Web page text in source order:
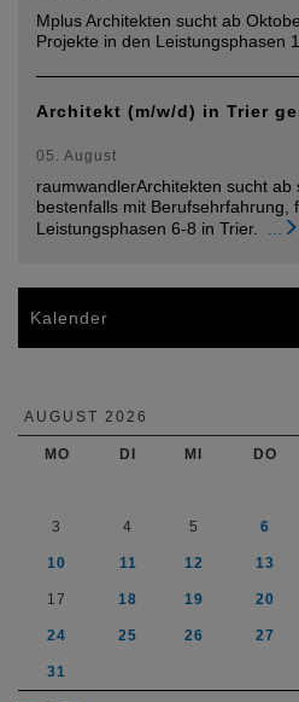
Mplus Architekten sucht ab
Projekte in den Leistungsphasen
Architekt (m/w/d) in Trier
05. August
raumwandlerArchitekten sucht ab
bestenfalls mit Berufsehrfahrung,
Leistungsphasen 6-8 in Trier.
Kalender
AUGUST 2026
MO DI MI DO
3 4 5 6
10 11 12 13
17 18 19 20
24 25 26 27
31